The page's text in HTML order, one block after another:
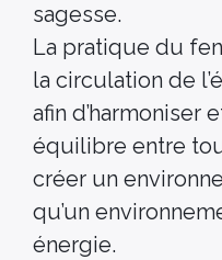
sagesse.
La pratique du
la circulation de
afin d’harmoniser
équilibre entre
créer un
qu’un
énergie.